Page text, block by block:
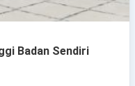
Badan Sendiri